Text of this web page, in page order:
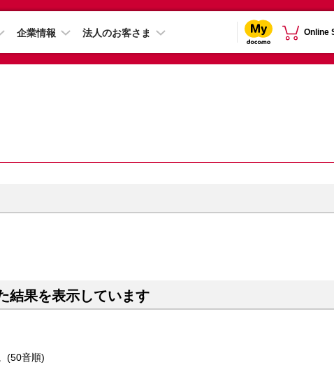
企業情報 法人のお客さま Online
結果を表示しています
(50音順)